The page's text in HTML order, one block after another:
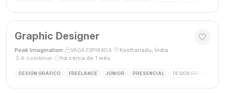
Graphic Designer
Peak Imagination VAGA EXPIRADA Koottanadu, Índia
A combinar
há cerca de 1 mês
DESIGN GRÁFICO FREELANCE JÚNIOR PRESENCIAL DESIGN GRÁFICO